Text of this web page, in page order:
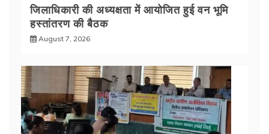
जिलाधिकारी की अध्यक्षता में आयोजित हुई वन भूमि
हस्तांतरण की बैठक
August 7, 2026